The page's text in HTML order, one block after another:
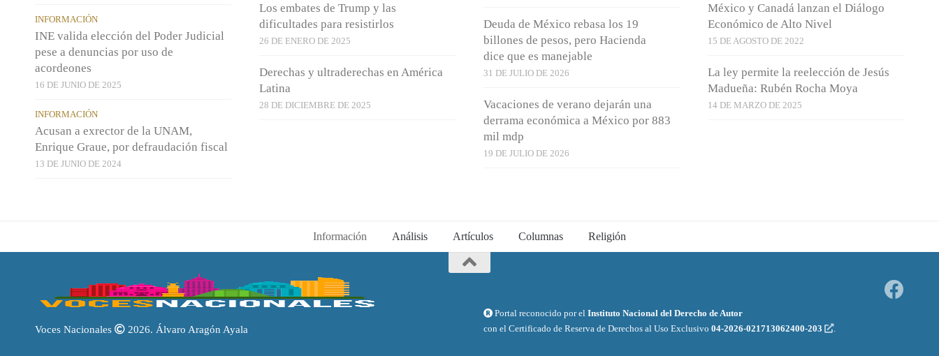
INFORMACIÓN
INE valida elección del Poder Judicial
pese a denuncias por uso de
acordeones
16 DE JUNIO DE 2025
INFORMACIÓN
Acusan a exrector de la UNAM,
Enrique Graue, por defraudación fiscal
13 DE JUNIO DE 2024
Los embates de Trump y las
dificultades para resistirlos
26 DE ENERO DE 2025
Derechas y ultraderechas en América
Latina
28 DE DICIEMBRE DE 2025
Deuda de México rebasa los 19
billones de pesos, pero Hacienda
dice que es manejable
31 DE JULIO DE 2026
Vacaciones de verano dejarán una
derrama económica a México por 883
mil mdp
19 DE JULIO DE 2026
México y Canadá lanzan el Diálogo
Económico de Alto Nivel
15 DE AGOSTO DE 2022
La ley permite la reelección de Jesús
Madueña: Rubén Rocha Moya
14 DE MARZO DE 2025
Información Análisis Artículos Columnas Religión
Voces Nacionales 2026. Álvaro Aragón Ayala
Portal reconocido por elInstituto Nacional del Derecho de Autor
con el Certificado de Reserva de Derechos al Uso Exclusivo 04-2026-021713062400-203 .